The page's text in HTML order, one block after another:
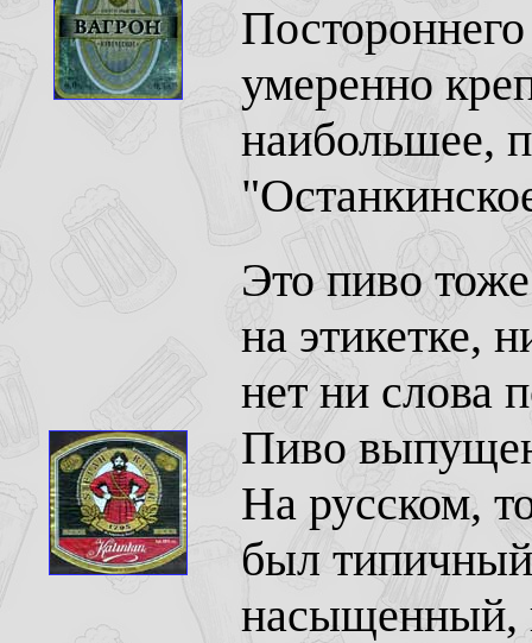
умеренно
наибольшее,
Это пиво
на этикетке,
нет ни слова
Пиво
На русском,
был
насыщенный,